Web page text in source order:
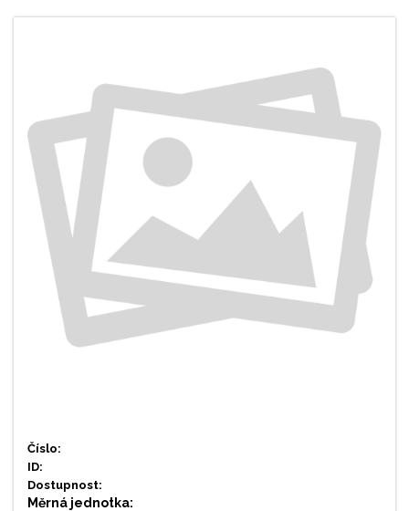
Číslo:
ID:
Dostupnost:
Měrná jednotka: